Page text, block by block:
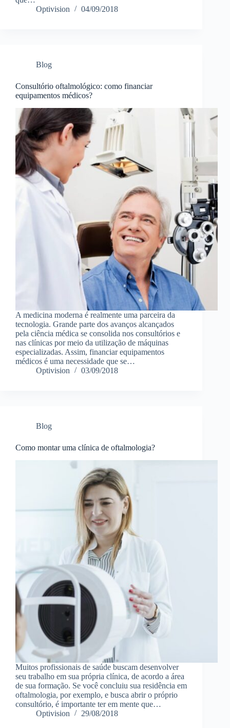
Optivision
04/09/2018
Blog
Consultório oftalmológico: como financiar
equipamentos médicos?
A medicina moderna é realmente uma parceira da
tecnologia. Grande parte dos avanços alcançados
pela ciência médica se consolida nos consultórios e
nas clínicas por meio da utilização de máquinas
especializadas. Assim, financiar equipamentos
médicos é uma necessidade que se…
Optivision
03/09/2018
Blog
Como montar uma clínica de oftalmologia?
Muitos profissionais de saúde buscam desenvolver
seu trabalho em sua própria clínica, de acordo a área
de sua formação. Se você concluiu sua residência em
oftalmologia, por exemplo, e busca abrir o próprio
consultório, é importante ter em mente que…
Optivision
29/08/2018